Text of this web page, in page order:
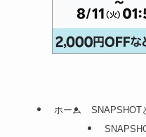
ホーム SNAPSHOT